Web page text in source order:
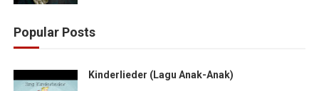
Popular Posts
Kinderlieder (Lagu Anak-Anak)